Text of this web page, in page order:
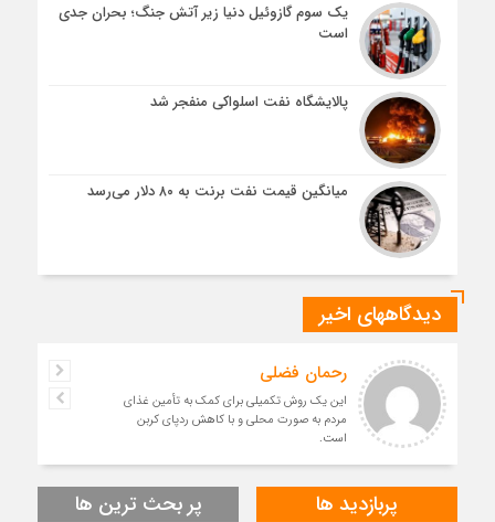
یک سوم گازوئیل دنیا زیر آتش جنگ؛ بحران جدی
است
پالایشگاه نفت اسلواکی منفجر شد
میانگین قیمت نفت برنت به ۸۰ دلار می‌رسد
دیدگاههای اخیر
رحمان فضلی
این یک روش تکمیلی برای کمک به تأمین غذای
مردم به صورت محلی و با کاهش ردپای کربن
است.
پربازدید ها پر بحث ترین ها